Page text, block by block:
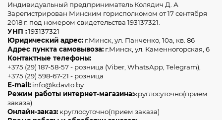
Индивидуальный предприниматель Колядич Д. А
Зарегистрирован Минским горисполкомом от 17 сентября
2018 г. под номером свидетельства 193137321.
УНП :193137321
Юридический адрес: г.Минск, ул. Панченко, 10а, кв. 86
Адрес пункта самовывоза: г.Минск, ул. Каменногорская, 6
Контактные телефоны:
+375 (29) 187-58-57 - розница (Viber, WhatsApp, Telegram),
+375 (29) 598-67-21 - розница
E-mail: info@kdavto.by
Режим работы интернет-магазина:круглосуточно(прием
заказа)
Онлайн-заказ: круглосуточно(прием заказа)